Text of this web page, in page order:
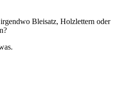
Bleisatz, Holzlettern oder